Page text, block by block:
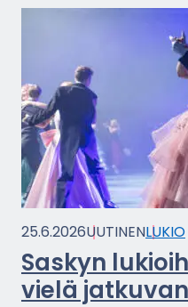
25.6.2026UU­TI­NENLUKIO
Sas­kyn
vielä